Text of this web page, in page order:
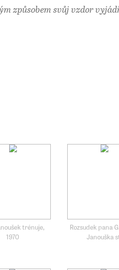
způsobem svůj vzdor
trénuje,
1970
Rozsudek pana
Janouška